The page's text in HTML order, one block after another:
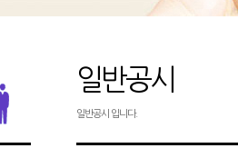
일반공시
일반공시 입니다.